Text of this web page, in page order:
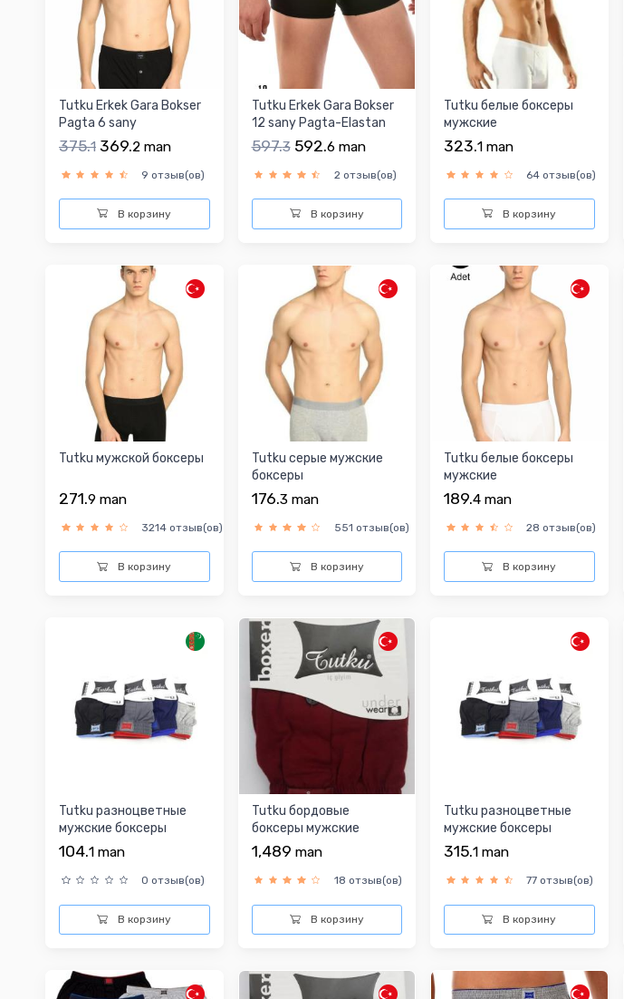
Tutku Erkek Gara Bokser
Pagta 6 sany
375.1 369.2 man
9 отзыв(ов)
В корзину
Tutku Erkek Gara Bokser
12 sany Pagta-Elastan
597.3 592.6 man
2 отзыв(ов)
В корзину
Tutku белые боксеры
мужские
323.1 man
64 отзыв(ов)
В корзину
Tutku мужской боксеры
271.9 man
3214 отзыв(ов)
В корзину
Tutku серыe мужские
боксеры
176.3 man
551 отзыв(ов)
В корзину
Tutku белые боксеры
мужские
189.4 man
28 отзыв(ов)
В корзину
Tutku разноцветные
мужские боксеры
104.1 man
0 отзыв(ов)
В корзину
Tutku бордовые
боксеры мужские
1,489 man
18 отзыв(ов)
В корзину
Tutku разноцветные
мужские боксеры
315.1 man
77 отзыв(ов)
В корзину